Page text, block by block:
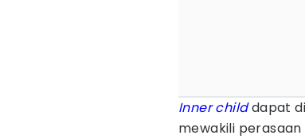
Inner childdapat
mewakili